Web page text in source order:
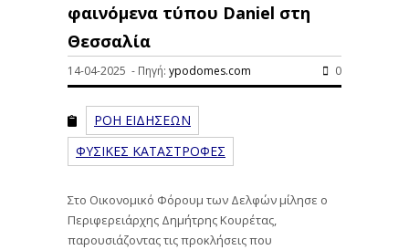
φαινόμενα τύπου Daniel στη
Θεσσαλία
14-04-2025 - Πηγή: ypodomes.com 0
ΡΟΗ ΕΙΔΗΣΕΩΝ
ΦΥΣΙΚΕΣ ΚΑΤΑΣΤΡΟΦΕΣ
Στο Οικονομικό Φόρουμ των Δελφών μίλησε ο
Περιφερειάρχης Δημήτρης Κουρέτας,
παρουσιάζοντας τις προκλήσεις που